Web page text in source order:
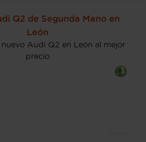
Q2 de Segunda Mano en
León
Audi Q2 en León al mejor
precio